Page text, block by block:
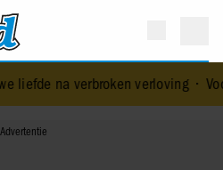
verloving•Voormalig prins